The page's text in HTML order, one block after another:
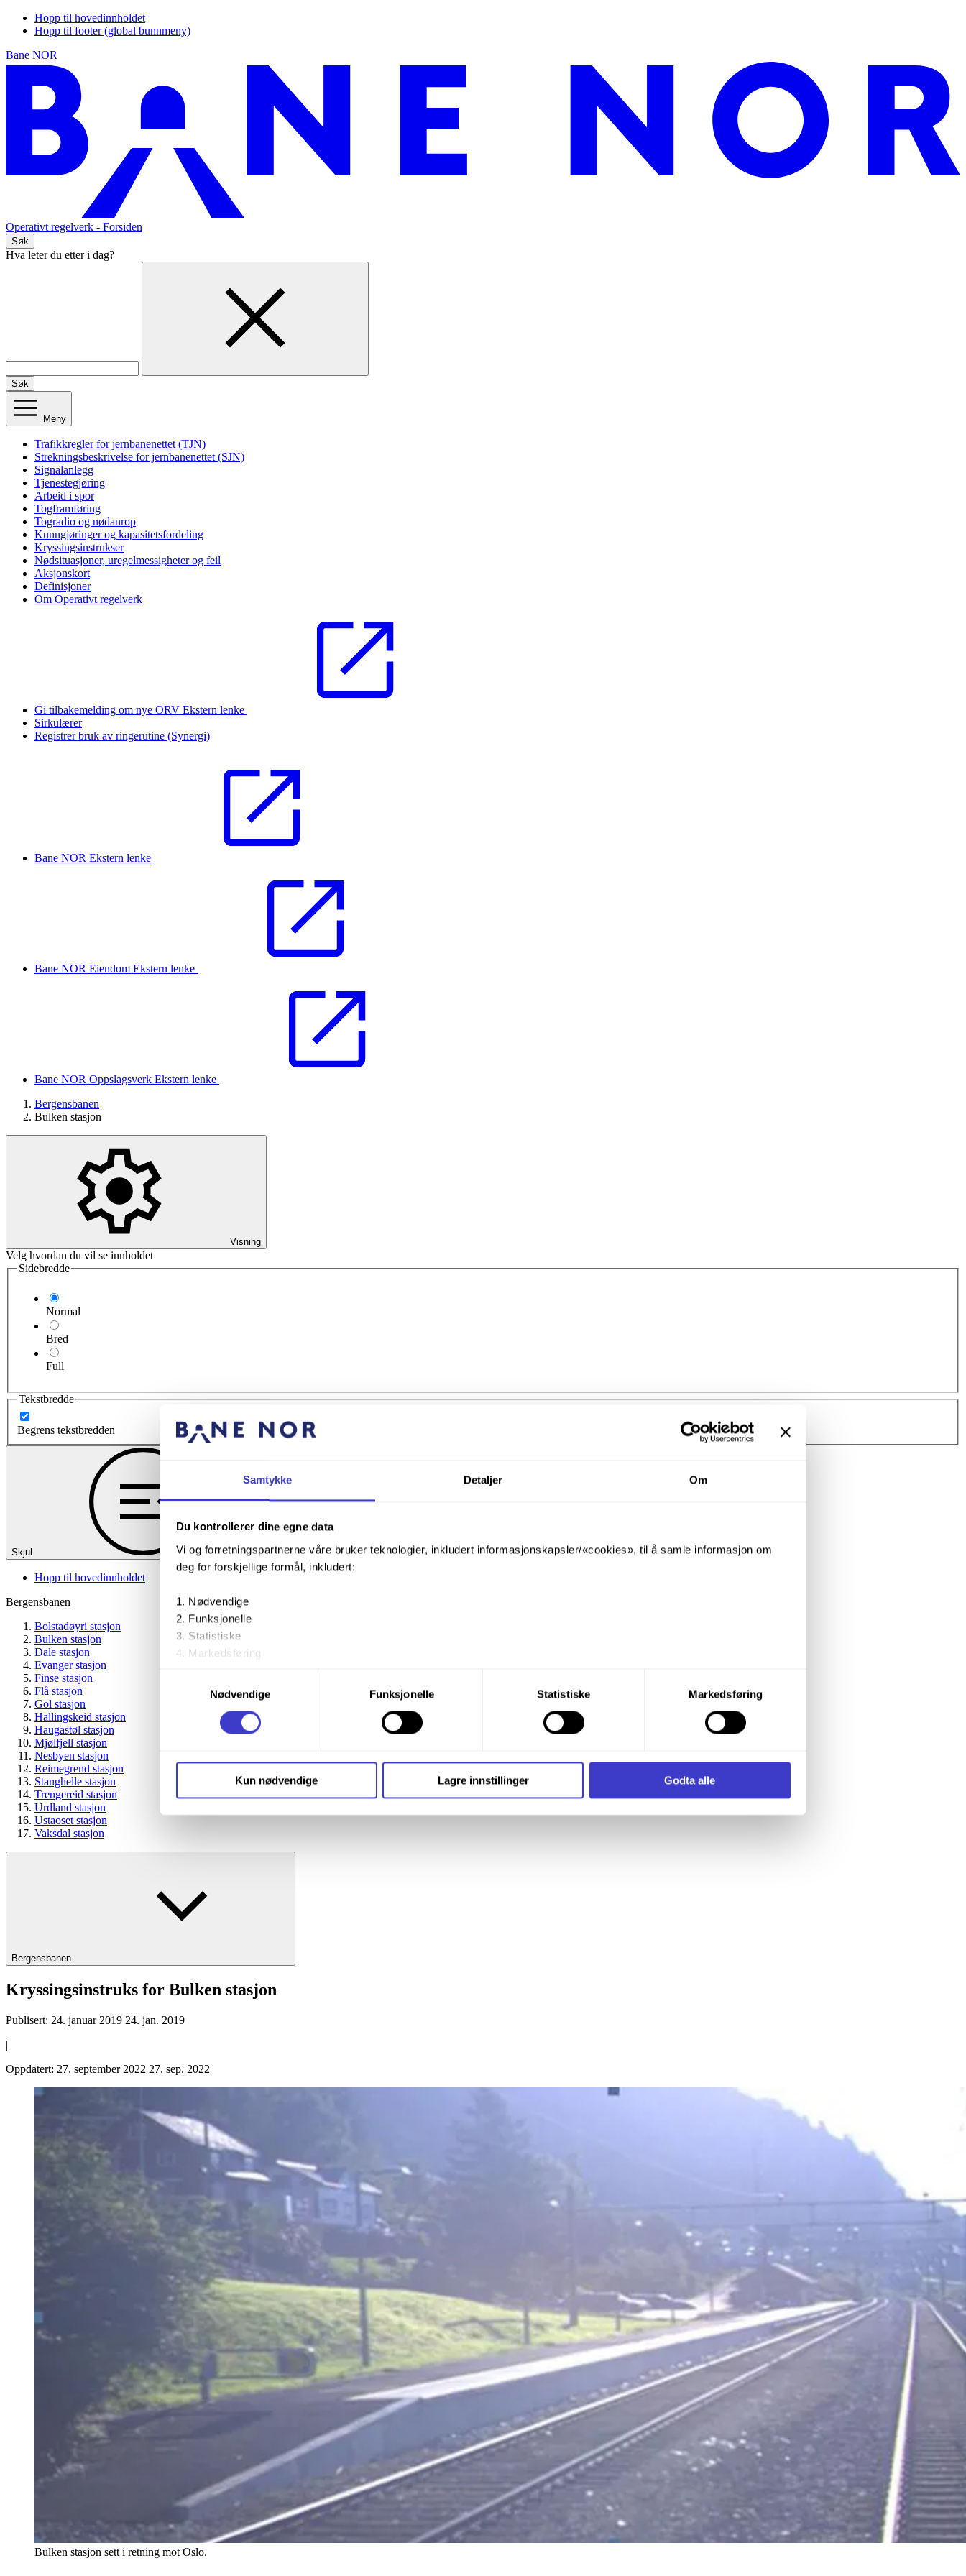
Samtykke Detaljer Om
Du kontrollerer dine egne data
Vi og forretningspartnerne våre bruker teknologier, inkludert informasjonskapsler/«cookies», til å samle informasjon om
deg for forskjellige formål, inkludert:
Nødvendige
Funksjonelle
Statistiske
Markedsføring
Ved å trykke «Godta alle» gir du din tillatelse til alle disse formålene. Du kan også velge formålet du vil samtykke til ved å
trykke på avmerkingsboksen under formålet, og deretter trykke «Lagre innstillingene».
Du kan lese mer om hvordan vi bruker informasjonskapsler og annen teknologi, og hvordan vi samler inn og behandler
personopplysninger på vår side
Informasjonskapsler (Cookies)
Nødvendige
Funksjonelle Statistiske Markedsføring
Kun nødvendige Lagre innstillinger Godta alle
Hopp til hovedinnholdet
Hopp til footer (global bunnmeny)
Bane NOR
Operativt regelverk - Forsiden
Søk
Hva leter du etter i dag?
Søk
Meny
Trafikkregler for jernbanenettet (TJN)
Strekningsbeskrivelse for jernbanenettet (SJN)
Signalanlegg
Tjenestegjøring
Arbeid i spor
Togframføring
Togradio og nødanrop
Kunngjøringer og kapasitetsfordeling
Kryssingsinstrukser
Nødsituasjoner, uregelmessigheter og feil
Aksjonskort
Definisjoner
Om Operativt regelverk
Gi tilbakemelding om nye ORV Ekstern lenke
Sirkulærer
Registrer bruk av ringerutine (Synergi)
Bane NOR Ekstern lenke
Bane NOR Eiendom Ekstern lenke
Bane NOR Oppslagsverk Ekstern lenke
Bergensbanen
Bulken stasjon
Visning
Velg hvordan du vil se innholdet
Sidebredde
Normal
Bred
Full
Tekstbredde
Begrens tekstbredden
Skjul
Hopp til hovedinnholdet
Bergensbanen
Bolstadøyri stasjon
Bulken stasjon
Dale stasjon
Evanger stasjon
Finse stasjon
Flå stasjon
Gol stasjon
Hallingskeid stasjon
Haugastøl stasjon
Mjølfjell stasjon
Nesbyen stasjon
Reimegrend stasjon
Stanghelle stasjon
Trengereid stasjon
Urdland stasjon
Ustaoset stasjon
Vaksdal stasjon
Bergensbanen
Kryssingsinstruks for Bulken stasjon
Publisert: 24. januar 2019 24. jan. 2019
|
Oppdatert: 27. september 2022 27. sep. 2022
Bulken stasjon sett i retning mot Oslo.